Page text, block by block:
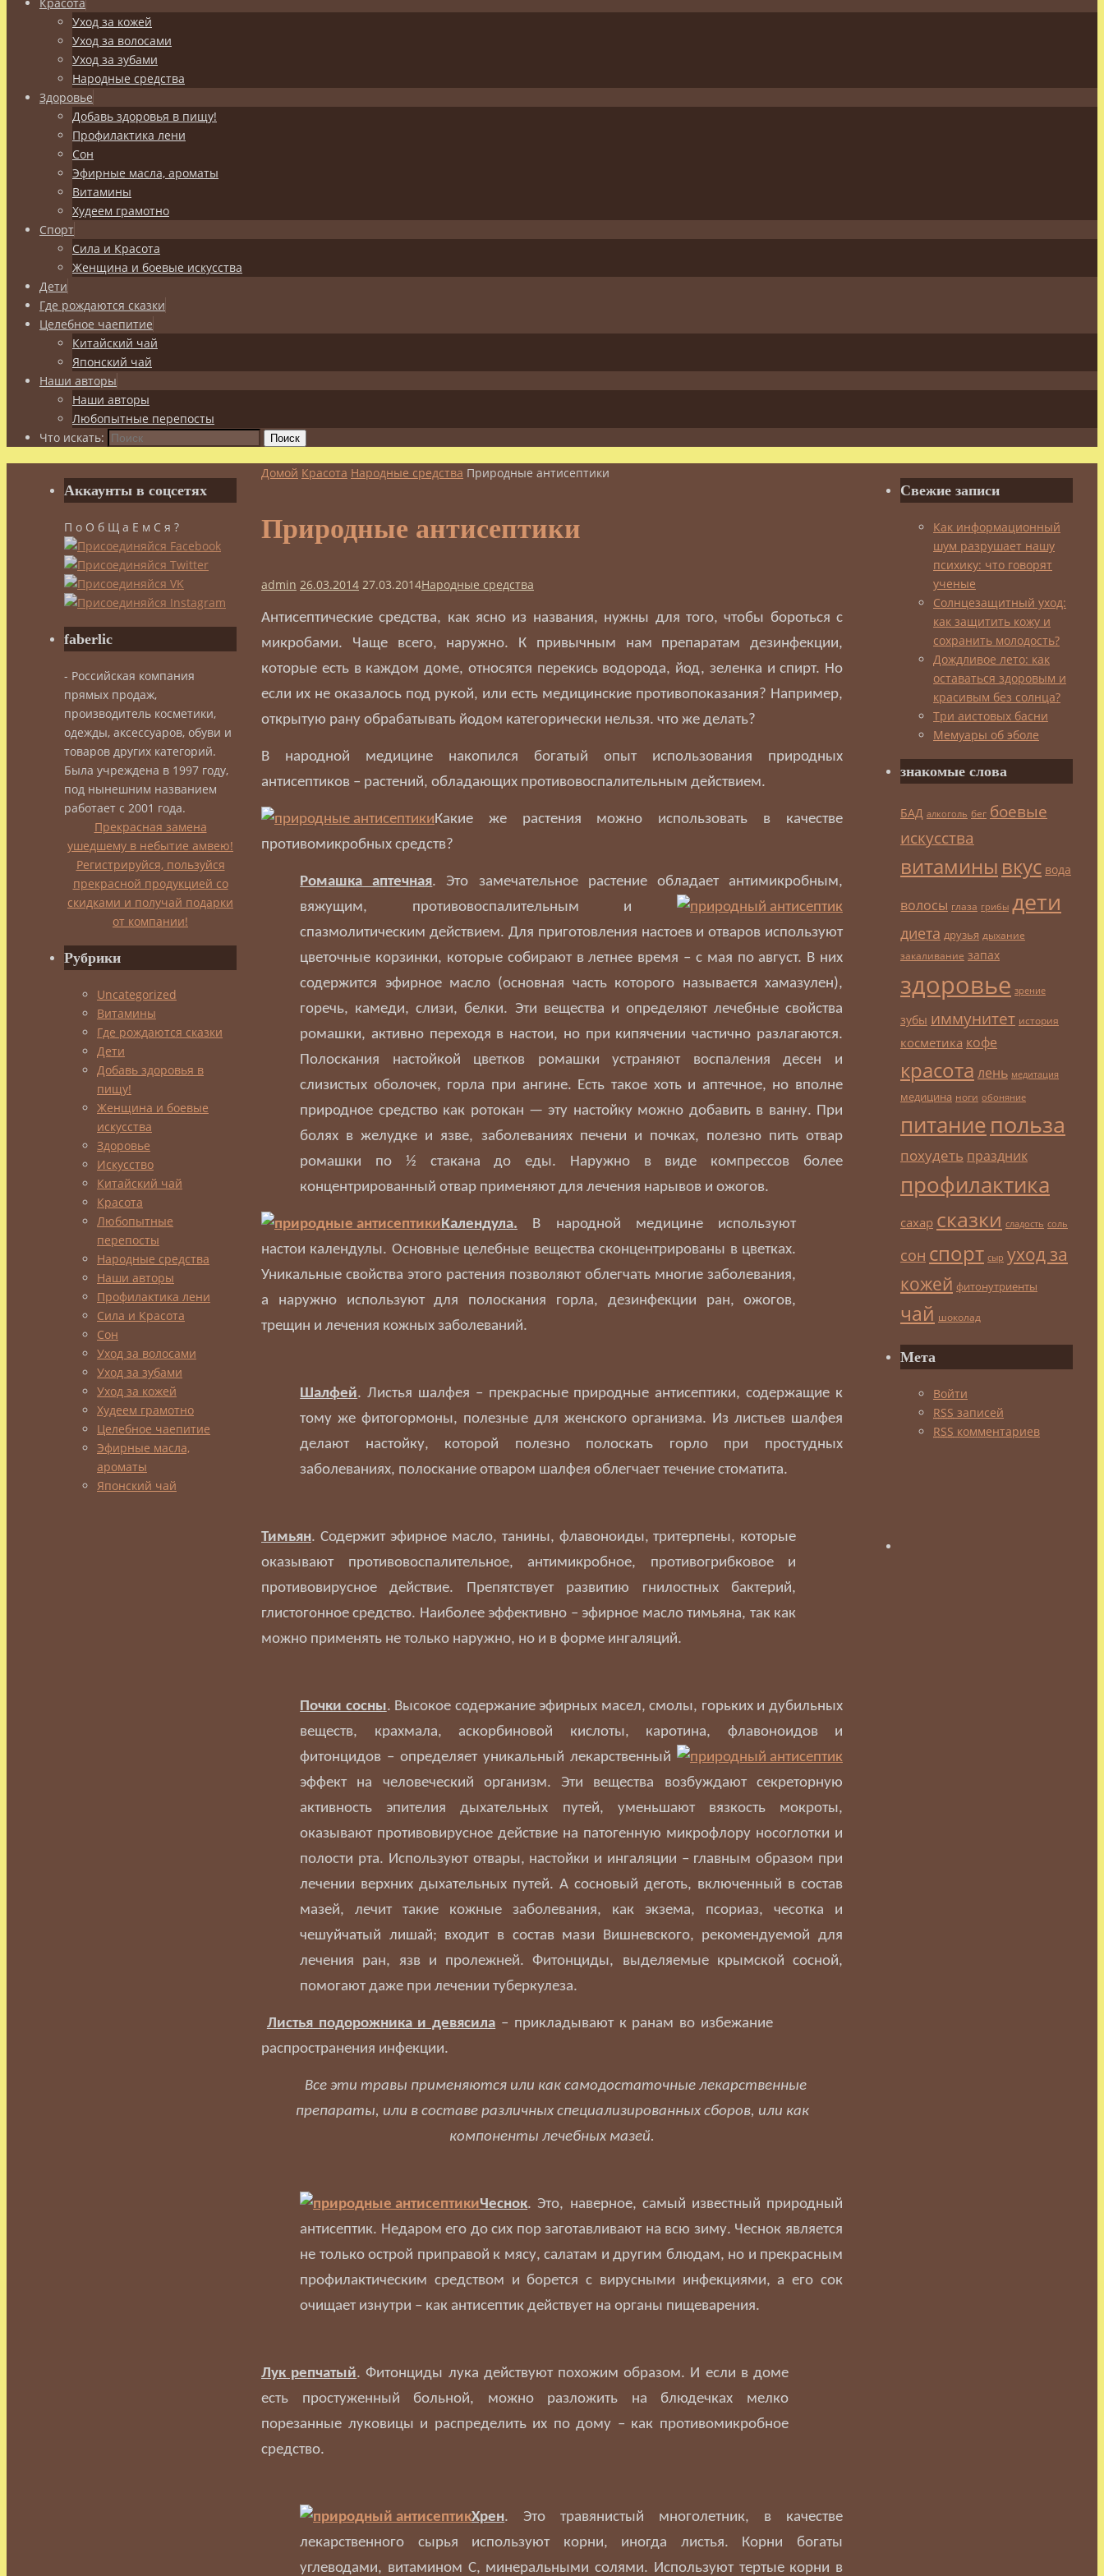
Уход за кожей
Уход за волосами
Уход за зубами
Народные средства
Здоровье
Добавь здоровья в пищу!
Профилактика лени
Сон
Эфирные масла, ароматы
Витамины
Худеем грамотно
Спорт
Сила и Красота
Женщина и боевые искусства
Дети
Где рождаются сказки
Целебное чаепитие
Китайский чай
Японский чай
Наши авторы
Наши авторы
Любопытные перепосты
Что искать:
Поиск
Домой Красота Народные средства Природные антисептики
Природные антисептики
admin 26.03.2014 27.03.2014Народные средства
Антисептические средства, как ясно из названия, нужны для того, чтобы бороться с
микробами. Чаще всего, наружно. К привычным нам препаратам дезинфекции,
которые есть в каждом доме, относятся перекись водорода, йод, зеленка и спирт. Но
если их не оказалось под рукой, или есть медицинские противопоказания? Например,
открытую рану обрабатывать йодом категорически нельзя. что же делать?
В народной медицине накопился богатый опыт использования природных
антисептиков – растений, обладающих противовоспалительным действием.
Какие же растения можно использовать в качестве
противомикробных средств?
Ромашка аптечная. Это замечательное растение обладает антимикробным,
вяжущим, противовоспалительным и
спазмолитическим действием. Для приготовления настоев и отваров используют
цветочные корзинки, которые собирают в летнее время – с мая по август. В них
содержится эфирное масло (основная часть которого называется хамазулен),
горечь, камеди, слизи, белки. Эти вещества и определяют лечебные свойства
ромашки, активно переходя в настои, но при кипячении частично разлагаются.
Полоскания настойкой цветков ромашки устраняют воспаления десен и
слизистых оболочек, горла при ангине. Есть такое хоть и аптечное, но вполне
природное средство как ротокан — эту настойку можно добавить в ванну. При
болях в желудке и язве, заболеваниях печени и почках, полезно пить отвар
ромашки по ½ стакана до еды. Наружно в виде компрессов более
концентрированный отвар применяют для лечения нарывов и ожогов.
Календула. В народной медицине используют
настои календулы. Основные целебные вещества сконцентрированы в цветках.
Уникальные свойства этого растения позволяют облегчать многие заболевания,
а наружно используют для полоскания горла, дезинфекции ран, ожогов,
трещин и лечения кожных заболеваний.
Шалфей. Листья шалфея – прекрасные природные антисептики, содержащие к
тому же фитогормоны, полезные для женского организма. Из листьев шалфея
делают настойку, которой полезно полоскать горло при простудных
заболеваниях, полоскание отваром шалфея облегчает течение стоматита.
Тимьян. Содержит эфирное масло, танины, флавоноиды, тритерпены, которые
оказывают противовоспалительное, антимикробное, противогрибковое и
противовирусное действие. Препятствует развитию гнилостных бактерий,
глистогонное средство. Наиболее эффективно – эфирное масло тимьяна, так как
можно применять не только наружно, но и в форме ингаляций.
Почки сосны. Высокое содержание эфирных масел, смолы, горьких и дубильных
веществ, крахмала, аскорбиновой кислоты, каротина, флавоноидов и
фитонцидов – определяет уникальный лекарственный
эффект на человеческий организм. Эти вещества возбуждают секреторную
активность эпителия дыхательных путей, уменьшают вязкость мокроты,
оказывают противовирусное действие на патогенную микрофлору носоглотки и
полости рта. Используют отвары, настойки и ингаляции – главным образом при
лечении верхних дыхательных путей. А сосновый деготь, включенный в состав
мазей, лечит такие кожные заболевания, как экзема, псориаз, чесотка и
чешуйчатый лишай; входит в состав мази Вишневского, рекомендуемой для
лечения ран, язв и пролежней. Фитонциды, выделяемые крымской сосной,
помогают даже при лечении туберкулеза.
Листья подорожника и девясила – прикладывают к ранам во избежание
распространения инфекции.
Все эти травы применяются или как самодостаточные лекарственные
препараты, или в составе различных специализированных сборов, или как
компоненты лечебных мазей.
Чеснок. Это, наверное, самый известный природный
антисептик. Недаром его до сих пор заготавливают на всю зиму. Чеснок является
не только острой приправой к мясу, салатам и другим блюдам, но и прекрасным
профилактическим средством и борется с вирусными инфекциями, а его сок
очищает изнутри – как антисептик действует на органы пищеварения.
Лук репчатый. Фитонциды лука действуют похожим образом. И если в доме
есть простуженный больной, можно разложить на блюдечках мелко
порезанные луковицы и распределить их по дому – как противомикробное
средство.
Хрен. Это травянистый многолетник, в качестве
лекарственного сырья используют корни, иногда листья. Корни богаты
углеводами, витамином С, минеральными солями. Используют тертые корни в
Аккаунты в соцсетях
П о О б Щ а Е м С я ?
faberlic
- Российская компания
прямых продаж,
производитель косметики,
одежды, аксессуаров, обуви и
товаров других категорий.
Была учреждена в 1997 году,
под нынешним названием
работает с 2001 года.
Прекрасная замена
ушедшему в небытие амвею!
Регистрируйся, пользуйся
прекрасной продукцией со
скидками и получай подарки
от компании!
Рубрики
Uncategorized
Витамины
Где рождаются сказки
Дети
Добавь здоровья в
пищу!
Женщина и боевые
искусства
Здоровье
Искусство
Китайский чай
Красота
Любопытные
перепосты
Народные средства
Наши авторы
Профилактика лени
Сила и Красота
Сон
Уход за волосами
Уход за зубами
Уход за кожей
Худеем грамотно
Целебное чаепитие
Эфирные масла,
ароматы
Японский чай
Свежие записи
Как информационный
шум разрушает нашу
психику: что говорят
ученые
Солнцезащитный уход:
как защитить кожу и
сохранить молодость?
Дождливое лето: как
оставаться здоровым и
красивым без солнца?
Три аистовых басни
Мемуары об эболе
знакомые слова
БАД алкоголь бег боевые
искусства
витамины вкус вода
волосы глаза грибы дети
диета друзья дыхание
закаливание запах
здоровье зрение
зубы иммунитет история
косметика кофе
красота лень медитация
медицина ноги обоняние
питание польза
похудеть праздник
профилактика
сахар сказки сладость соль
сон спорт сыр уход за
кожей фитонутриенты
чай шоколад
Мета
Войти
RSS записей
RSS комментариев